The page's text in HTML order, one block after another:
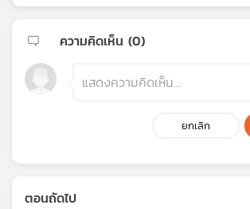
ความคิดเห็น (0)
ยกเลิก
ตอนถัดไป